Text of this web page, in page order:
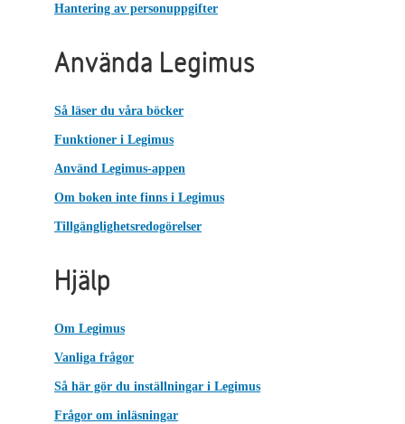
Hantering av personuppgifter
Använda Legimus
Så läser du våra böcker
Funktioner i Legimus
Använd Legimus-appen
Om boken inte finns i Legimus
Tillgänglighetsredogörelser
Hjälp
Om Legimus
Vanliga frågor
Så här gör du inställningar i Legimus
Frågor om inläsningar